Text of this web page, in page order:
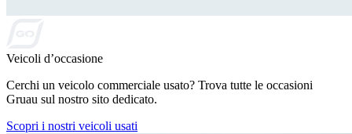
Veicoli d’occasione
Cerchi un veicolo commerciale usato? Trova tutte le occasioni
Gruau sul nostro sito dedicato.
Scopri i nostri veicoli usati